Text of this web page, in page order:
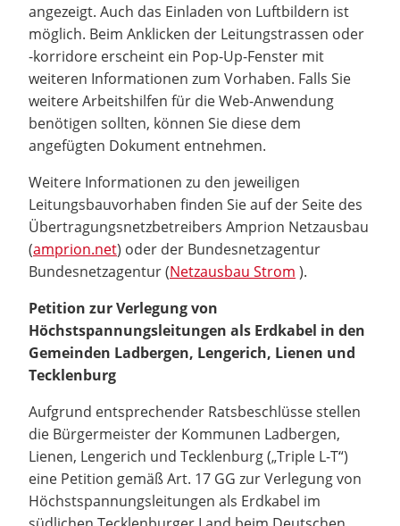
angezeigt. Auch das Einladen von Luftbildern ist
möglich. Beim Anklicken der Leitungstrassen oder
-korridore erscheint ein Pop-Up-Fenster mit
weiteren Informationen zum Vorhaben. Falls Sie
weitere Arbeitshilfen für die Web-Anwendung
benötigen sollten, können Sie diese dem
angefügten Dokument entnehmen.
Weitere Informationen zu den jeweiligen
Leitungsbauvorhaben finden Sie auf der Seite des
Übertragungsnetzbetreibers Amprion Netzausbau
(amprion.net) oder der Bundesnetzagentur
Bundesnetzagentur (Netzausbau Strom ).
Petition zur Verlegung von
Höchstspannungsleitungen als Erdkabel in den
Gemeinden Ladbergen, Lengerich, Lienen und
Tecklenburg
Aufgrund entsprechender Ratsbeschlüsse stellen
die Bürgermeister der Kommunen Ladbergen,
Lienen, Lengerich und Tecklenburg („Triple L-T“)
eine Petition gemäß Art. 17 GG zur Verlegung von
Höchstspannungsleitungen als Erdkabel im